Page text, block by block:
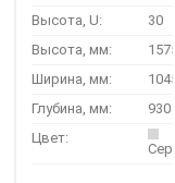
Высота, U:
30
Высота, мм:
Ширина, мм:
Глубина, мм:
930
Цвет: